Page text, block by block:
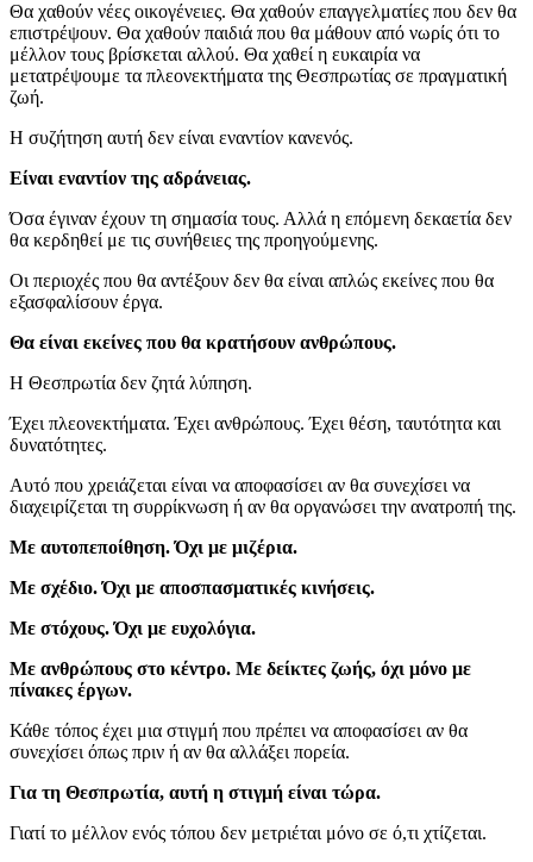
Θα χαθούν νέες οικογένειες. Θα χαθούν επαγγελματίες που δεν θα
επιστρέψουν. Θα χαθούν παιδιά που θα μάθουν από νωρίς ότι το
μέλλον τους βρίσκεται αλλού. Θα χαθεί η ευκαιρία να
μετατρέψουμε τα πλεονεκτήματα της Θεσπρωτίας σε πραγματική
ζωή.
Η συζήτηση αυτή δεν είναι εναντίον κανενός.
Είναι εναντίον της αδράνειας.
Όσα έγιναν έχουν τη σημασία τους. Αλλά η επόμενη δεκαετία δεν
θα κερδηθεί με τις συνήθειες της προηγούμενης.
Οι περιοχές που θα αντέξουν δεν θα είναι απλώς εκείνες που θα
εξασφαλίσουν έργα.
Θα είναι εκείνες που θα κρατήσουν ανθρώπους.
Η Θεσπρωτία δεν ζητά λύπηση.
Έχει πλεονεκτήματα. Έχει ανθρώπους. Έχει θέση, ταυτότητα και
δυνατότητες.
Αυτό που χρειάζεται είναι να αποφασίσει αν θα συνεχίσει να
διαχειρίζεται τη συρρίκνωση ή αν θα οργανώσει την ανατροπή της.
Με αυτοπεποίθηση. Όχι με μιζέρια.
Με σχέδιο. Όχι με αποσπασματικές κινήσεις.
Με στόχους. Όχι με ευχολόγια.
Με ανθρώπους στο κέντρο. Με δείκτες ζωής, όχι μόνο με
πίνακες έργων.
Κάθε τόπος έχει μια στιγμή που πρέπει να αποφασίσει αν θα
συνεχίσει όπως πριν ή αν θα αλλάξει πορεία.
Για τη Θεσπρωτία, αυτή η στιγμή είναι τώρα.
Γιατί το μέλλον ενός τόπου δεν μετριέται μόνο σε ό,τι χτίζεται.